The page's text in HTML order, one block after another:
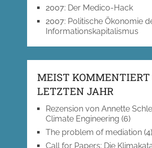
2007: Der Medico-Hack
2007: Politische Ökonomie
Informationskapitalismus
MEIST
LETZTEN JAHR
Rezension von Annette
Climate Engineering (6)
The problem of mediation(4)
Call for Papers: Die